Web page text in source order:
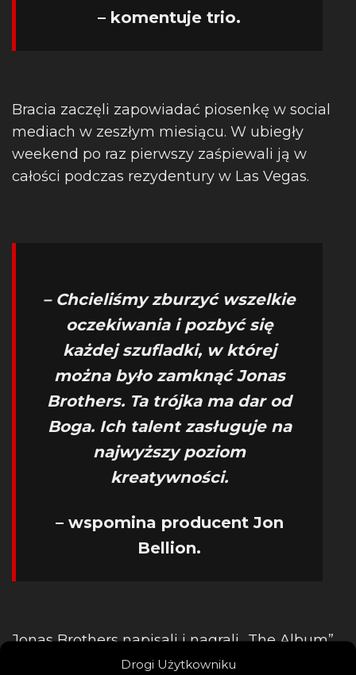
Drogi Użytkowniku
– komentuje trio.
Bracia zaczęli zapowiadać piosenkę w social
mediach w zeszłym miesiącu. W ubiegły
weekend po raz pierwszy zaśpiewali ją w
całości podczas rezydentury w Las Vegas.
– Chcieliśmy zburzyć wszelkie
oczekiwania i pozbyć się
każdej szufladki, w której
można było zamknąć Jonas
Brothers. Ta trójka ma dar od
Boga. Ich talent zasługuje na
najwyższy poziom
kreatywności.
– wspomina producent Jon
Bellion.
Jonas Brothers napisali i nagrali „The Album”
z Bellionem. Wspólnie odkryli nowe brzmienie